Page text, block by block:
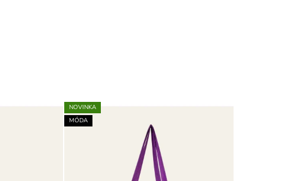
NOVINKA
MÓDA